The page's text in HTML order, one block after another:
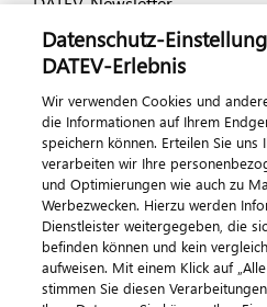
Kontaktieren
Impressum
Cookie-
Datenschutz-
DATEV-Erlebnis
Wir verwenden Cookies und
die Informationen auf Ihrem
speichern können. Erteilen Sie uns
verarbeiten wir Ihre
und Optimierungen wie auch zu
Werbezwecken. Hierzu werden
Dienstleister weitergegeben, die
befinden können und kein
aufweisen. Mit einem Klick auf
stimmen Sie diesen